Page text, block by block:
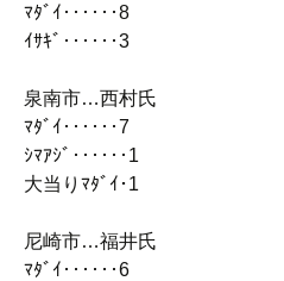
ﾏﾀﾞｲ‥‥‥8
ｲｻｷﾞ‥‥‥3
泉南市…西村氏
ﾏﾀﾞｲ‥‥‥7
ｼﾏｱｼﾞ‥‥‥1
大当りﾏﾀﾞｲ･1
尼崎市…福井氏
ﾏﾀﾞｲ‥‥‥6